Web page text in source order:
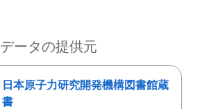
データの提供元
日本原子力研究開発機構図書館蔵
書